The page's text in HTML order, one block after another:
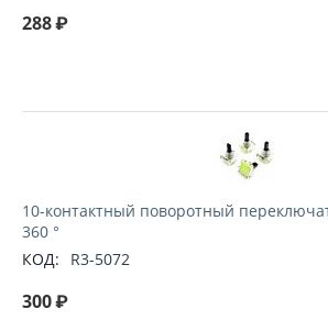
288₽
10-контактный поворотный
360 °
КОД:
R3-5072
300₽